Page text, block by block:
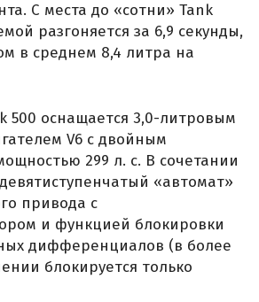
С места до «сотни» Tank
разгоняется за 6,9 секунды,
в среднем 8,4 литра на
500 оснащается 3,0-литровым
V6 с двойным
299 л. с. В сочетании
«автомат»
привода с
и функцией блокировки
дифференциалов (в более
блокируется только